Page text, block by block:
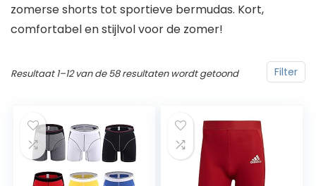
zomerse shorts tot sportieve bermudas. Kort,
comfortabel en stijlvol voor de zomer!
Filter
Resultaat 1–12 van de 58 resultaten wordt getoond